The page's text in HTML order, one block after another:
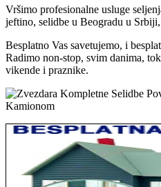
Vršimo profesionalne usluge
jeftino, selidbe u Beogradu u
Besplatno Vas savetujemo, i
Radimo non-stop, svim danima,
vikende i praznike.